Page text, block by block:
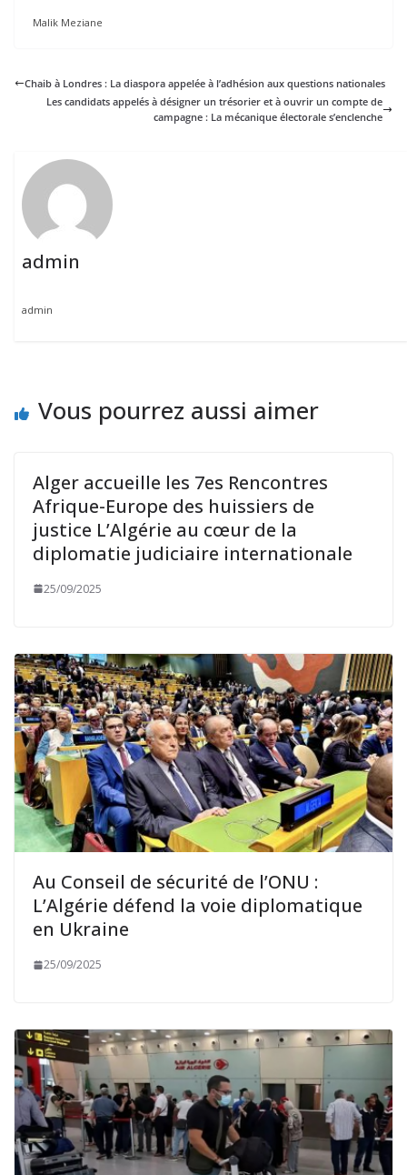
Malik Meziane
Chaib à Londres : La diaspora appelée à l’adhésion aux questions nationales
Les candidats appelés à désigner un trésorier et à ouvrir un compte de
campagne : La mécanique électorale s’enclenche
admin
admin
Vous pourrez aussi aimer
Alger accueille les 7es Rencontres
Afrique-Europe des huissiers de
justice L’Algérie au cœur de la
diplomatie judiciaire internationale
25/09/2025
Au Conseil de sécurité de l’ONU :
L’Algérie défend la voie diplomatique
en Ukraine
25/09/2025